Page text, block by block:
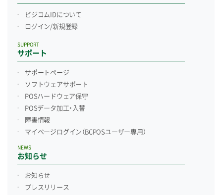
ビジコムIDについて
ログイン/新規登録
サポート
SUPPORT
サポートページ
ソフトウェアサポート
POSハードウェア保守
POSデータ加工・入替
障害情報
マイページログイン （BCPOSユーザー専用）
お知らせ
NEWS
お知らせ
プレスリリース